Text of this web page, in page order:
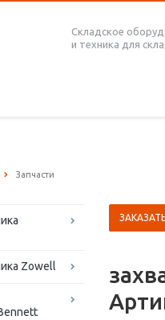
Складское
и техника для
Запчасти
Zowell